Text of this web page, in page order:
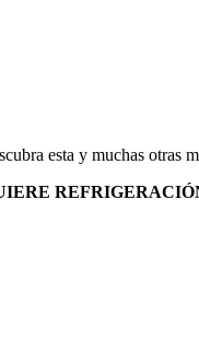
esta y muchas otras